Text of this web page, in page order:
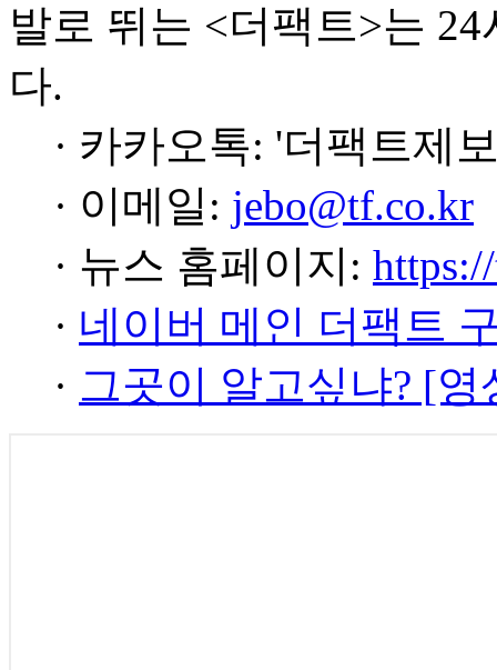
발로 뛰는 <더팩트>는
다.
· 카카오톡: '더팩트제
· 이메일: jebo@tf.co.kr
· 뉴스 홈페이지:
· 네이버 메인 더팩트
· 그곳이 알고싶냐? [